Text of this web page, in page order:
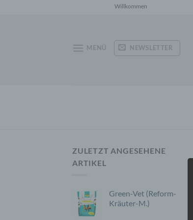
Willkommen auf mag-click.de
MENÜ NEWSLETTER
ZULETZT ANGESEHENE
ARTIKEL
Green-Vet (Reform-
Kräuter-M.)